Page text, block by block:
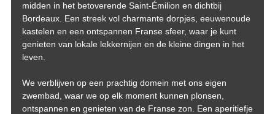
midden in het betoverende Saint-Émilion en dichtbij
Bordeaux. Een streek vol charmante dorpjes, eeuwenoude
kastelen en een ontspannen Franse sfeer, waar je kunt
genieten van lokale lekkernijen en de kleine dingen in het
leven.
We verblijven op een prachtig domein met ons eigen
zwembad, waar we op elk moment kunnen plonsen,
ontspannen en genieten van de Franse zon. Een aperitiefje